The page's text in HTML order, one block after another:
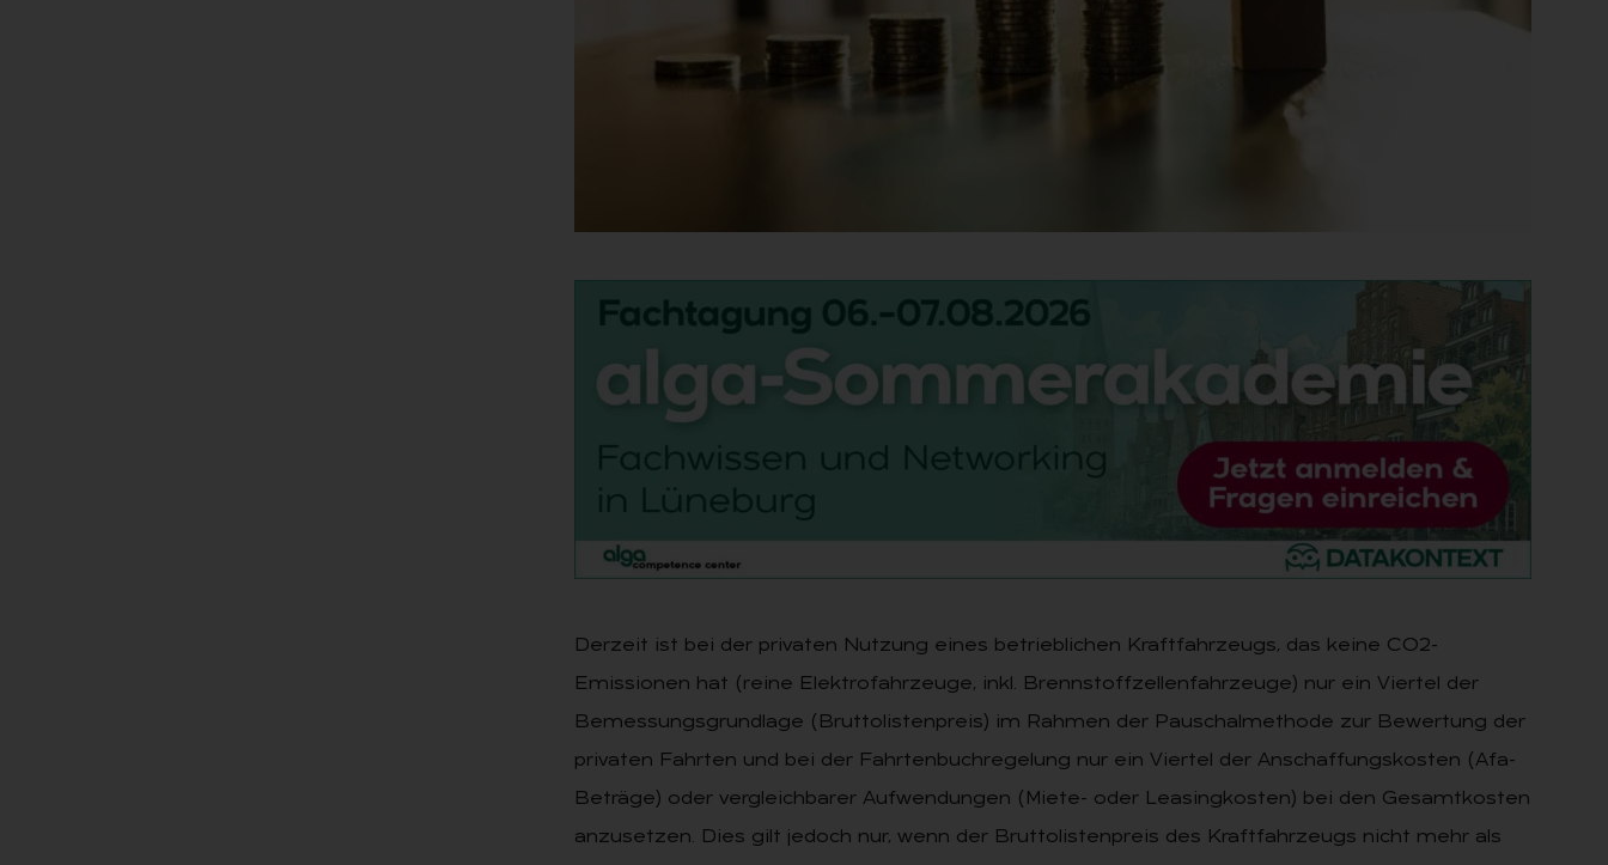
Derzeit ist bei der privaten Nutzung eines betrieblichen Kraftfahrzeugs, das keine CO2-
Emissionen hat (reine Elektrofahrzeuge, inkl. Brennstoffzellenfahrzeuge) nur ein Viertel der
Bemessungsgrundlage (Bruttolistenpreis) im Rahmen der Pauschalmethode zur Bewertung der
privaten Fahrten und bei der Fahrtenbuchregelung nur ein Viertel der Anschaffungskosten (Afa-
Beträge) oder vergleichbarer Aufwendungen (Miete- oder Leasingkosten) bei den Gesamtkosten
anzusetzen. Dies gilt jedoch nur, wenn der Bruttolistenpreis des Kraftfahrzeugs nicht mehr als